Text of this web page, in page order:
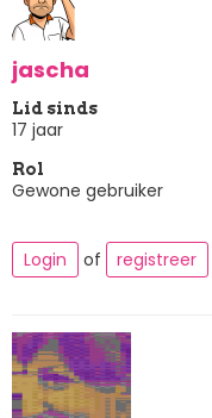
jascha
Lid sinds
17 jaar
Rol
Gewone gebruiker
Login of registreer